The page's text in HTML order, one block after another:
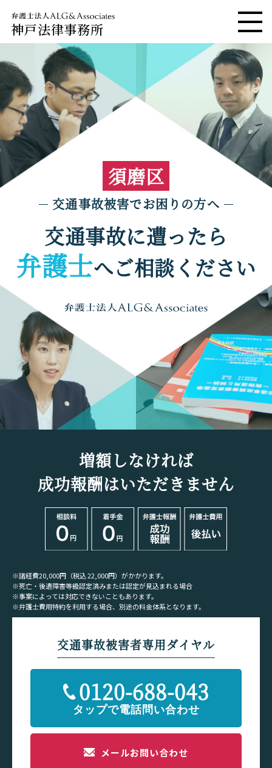
神戸法律事務所
須磨区
交通事故被害でお困りの方へ
交通事故に遭ったら
弁護士へご相談ください
増額しなければ
成功報酬はいただきません
※諸経費20,000円（税込 22,000円）がかかります。
※死亡・後遺障害等級認定済みまたは認定が見込まれる場合
※事案によっては対応できないこともあります。
※弁護士費用特約を利用する場合、別途の料金体系となります。
交通事故被害者専用ダイヤル
0120-688-043
メールお問い合わせ